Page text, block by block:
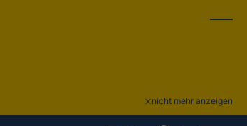
nicht mehr anzeigen